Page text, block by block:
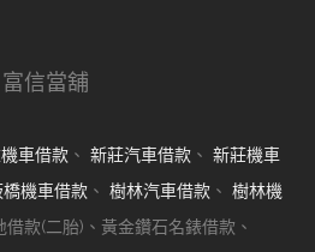
富信當舖
車借款 、 新莊汽車借款 、 新莊機車
橋機車借款 、 樹林汽車借款 、 樹林機
借款(二胎)、黃金鑽石名錶借款、